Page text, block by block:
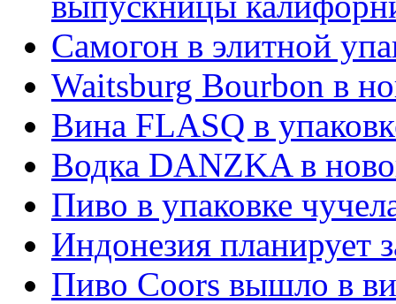
Самогон в элитной
Waitsburg Bourbon в
Вина FLASQ в
Водка DANZKA в
Пиво в упаковке
Индонезия планирует
Пиво Coors вышло в